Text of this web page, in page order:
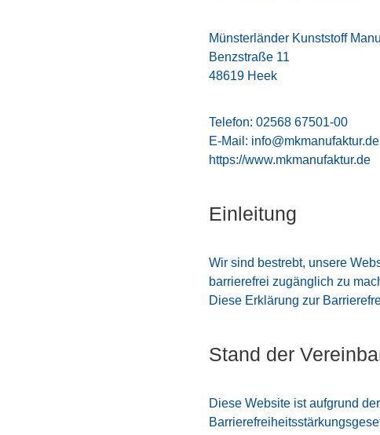
Münsterländer Kunststoff
Benzstraße 11
48619 Heek
Telefon: 02568 67501-00
E-Mail: info@mkmanufaktur.de
https://www.mkmanufaktur.de
Einleitung
Wir sind bestrebt, unsere
barrierefrei zugänglich zu
Diese Erklärung zur
Stand der
Diese Website ist aufgrund